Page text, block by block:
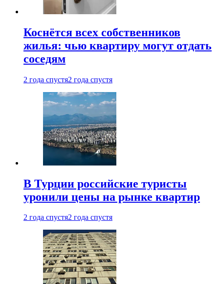
Коснётся всех собственников
жилья: чью квартиру могут отдать
соседям
2 года спустя2 года спустя
В Турции российские туристы
уронили цены на рынке квартир
2 года спустя2 года спустя